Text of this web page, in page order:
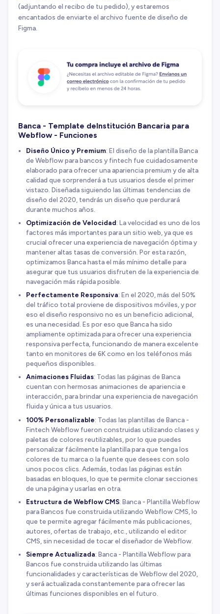
(adjuntando el recibo de tu pedido), y estaremos
encantados de enviarte el archivo fuente de diseño de
Figma.
Banca - Template deInstitución Bancaria para
Webflow - Funciones
Diseño Único y Premium: El diseño de la plantilla Banca
de Webflow para bancos y fintech fue cuidadosamente
elaborado para ofrecer una apariencia premium y de alta
calidad que sorprenderá a tus usuarios desde el primer
vistazo. Diseñada siguiendo las últimas tendencias de
diseño del 2020, tendrás un diseño que perdurará
durante muchos años.
Optimización de Velocidad: La velocidad es uno de los
factores más importantes para un sitio web, ya que es
crucial ofrecer una experiencia de navegación óptima y
mantener altas tasas de conversión. Por esta razón,
optimizamos Banca hasta el más mínimo detalle para
asegurar que tus usuarios disfruten de la experiencia de
navegación más rápida posible.
Perfectamente Responsiva: En el 2020, más del 50%
del tráfico total proviene de dispositivos móviles, y por
eso el diseño responsivo no es un beneficio adicional,
es una necesidad. Es por eso que Banca ha sido
ampliamente optimizada para ofrecer una experiencia
responsiva perfecta, funcionando de manera excelente
tanto en monitores de 6K como en los teléfonos más
pequeños disponibles.
Animaciones Fluidas: Todas las páginas de Banca
cuentan con hermosas animaciones de apariencia e
interacción, para brindar una experiencia de navegación
fluida y única a tus usuarios.
100% Personalizable: Todas las plantillas de Banca -
Fintech Webflow fueron construidas utilizando clases y
paletas de colores reutilizables, por lo que puedes
personalizar fácilmente la plantilla para que tenga los
colores de tu marca o la fuente que desees con solo
unos pocos clics. Además, todas las páginas están
basadas en bloques, lo que te permite clonar secciones
de una página y usarlas en otra.
Estructura de Webflow CMS: Banca - Plantilla Webflow
para Bancos fue construida utilizando Webflow CMS, lo
que te permite agregar fácilmente más publicaciones,
autores, ofertas de trabajo, etc., utilizando el editor
CMS, sin necesidad de tocar el diseñador de Webflow.
Siempre Actualizada: Banca - Plantilla Webflow para
Bancos fue construida utilizando las últimas
funcionalidades y características de Webflow del 2020,
y será actualizada constantemente para ofrecer las
últimas funciones disponibles en el futuro.